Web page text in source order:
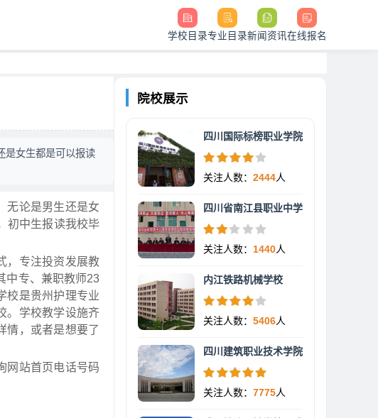
学校目录专业目录新闻资讯在线报名
是女生都是可以报读
论是男生还是女
初中生报读我校毕
，专注投资发展教
中专、兼职教师23
校是贵州护理专业
。学校教学设施齐
情，或者是想要了
站首页电话号码
院校展示
四川国际标榜职业学院
关注人数： 2444人
四川省南江县职业中学
关注人数： 1440人
内江铁路机械学校
关注人数： 5406人
四川建筑职业技术学院
关注人数： 7775人